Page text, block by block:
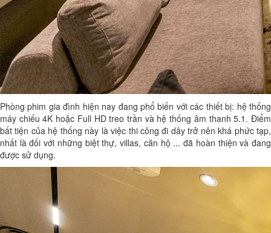
Phòng phim gia đình hiện nay đang phổ biến với các thiết bị: hệ thống
máy chiếu 4K hoặc Full HD treo trần và hệ thống âm thanh 5.1. Điểm
bất tiện của hệ thống này là việc thi công đi dây trở nên khá phức tạp,
nhất là đối với những biệt thự, villas, căn hộ ... đã hoàn thiện và đang
được sử dụng.